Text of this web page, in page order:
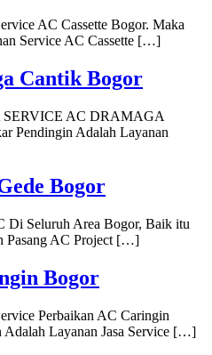
AC Cassette Bogor. Maka
Service AC Cassette […]
Cantik Bogor
SERVICE AC DRAMAGA
Pendingin Adalah Layanan
Bogor
Di Seluruh Area Bogor, Baik itu
Pasang AC Project […]
Bogor
Perbaikan AC Caringin
Layanan Jasa Service […]